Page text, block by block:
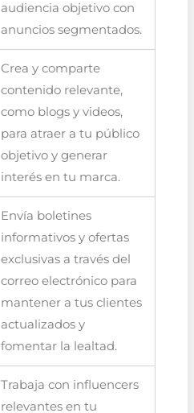
audiencia objetivo con
anuncios segmentados.
Crea y comparte
contenido relevante,
como blogs y videos,
para atraer a tu público
objetivo y generar
interés en tu marca.
Envía boletines
informativos y ofertas
exclusivas a través del
correo electrónico para
mantener a tus clientes
actualizados y
fomentar la lealtad.
Trabaja con influencers
relevantes en tu